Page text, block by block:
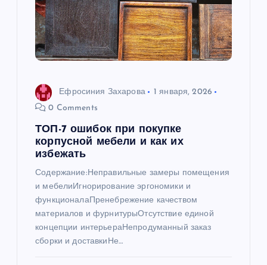
Ефросиния Захарова
1 января, 2026
0 Comments
ТОП-7 ошибок при покупке
корпусной мебели и как их
избежать
Содержание:Неправильные замеры помещения
и мебелиИгнорирование эргономики и
функционалаПренебрежение качеством
материалов и фурнитурыОтсутствие единой
концепции интерьераНепродуманный заказ
сборки и доставкиНе…